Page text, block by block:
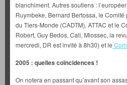
blanchiment. Autres soutiens :
Ruymbeke, Bernard Bertossa, le Comité
du Tiers-Monde (CADTM), ATTAC et le
Robert, Guy Bedos, Cali, Miossec, la
mercredi, DR est invité à 8h30) et le
2005 : quelles coïncidences !
On notera en passant qu’avant son